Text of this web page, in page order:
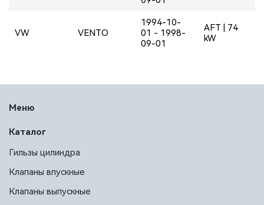
VW VENTO
1994-10-
01 - 1998-
09-01
AFT | 74
kW
Меню
Каталог
Гильзы цилиндра
Клапаны впускные
Клапаны выпускные